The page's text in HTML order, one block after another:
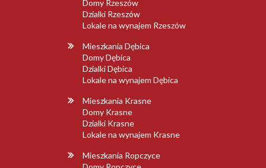
Domy Rzeszów
Dzialki Rzeszów
Lokale na wynajem Rzeszów
Mieszkania Dębica
Domy Dębica
Dzialki Dębica
Lokale na wynajem Dębica
Mieszkania Krasne
Domy Krasne
Dzialki Krasne
Lokale na wynajem Krasne
Mieszkania Ropczyce